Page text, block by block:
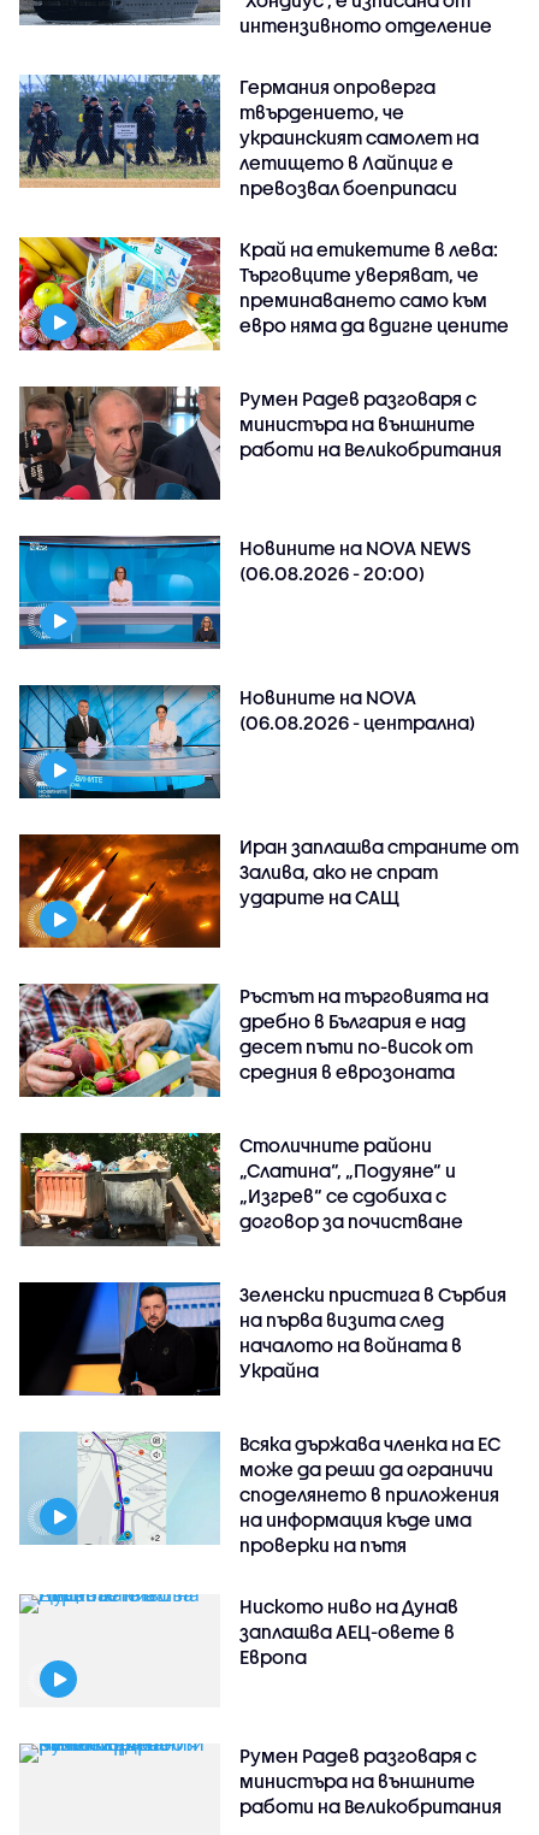
интензивното отделение
Германия опроверга
твърдението, че
украинският самолет на
летището в Лайпциг е
превозвал боеприпаси
Край на етикетите в лева:
Търговците уверяват, че
преминаването само към
евро няма да вдигне цените
Румен Радев разговаря с
министъра на външните
работи на Великобритания
Новините на NOVA NEWS
(06.08.2026 - 20:00)
Новините на NOVA
(06.08.2026 - централна)
Иран заплашва страните от
Залива, ако не спрат
ударите на САЩ
Ръстът на търговията на
дребно в България е над
десет пъти по-висок от
средния в еврозоната
Столичните райони
„Слатина“, „Подуяне“ и
„Изгрев“ се сдобиха с
договор за почистване
Зеленски пристига в Сърбия
на първа визита след
началото на войната в
Украйна
Всяка държава членка на ЕС
може да реши да ограничи
споделянето в приложения
на информация къде има
проверки на пътя
Ниското ниво на Дунав
заплашва АЕЦ-овете в
Европа
Румен Радев разговаря с
министъра на външните
работи на Великобритания